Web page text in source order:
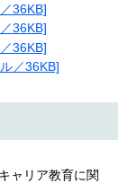
36KB]
36KB]
36KB]
／36KB]
ャリア教育に関